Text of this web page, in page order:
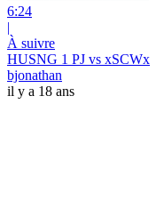
6:24
|
À suivre
HUSNG 1 PJ vs xSCWx
bjonathan
il y a 18 ans